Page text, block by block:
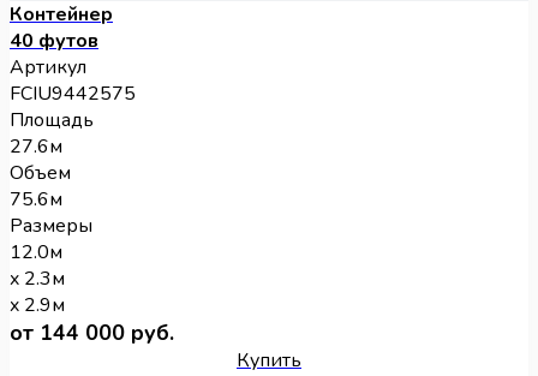
Контейнер
40 футов
Артикул
FCIU9442575
Площадь
27.6м
Объем
75.6м
Размеры
12.0м
x 2.3м
x 2.9м
от 144 000 руб.
Купить